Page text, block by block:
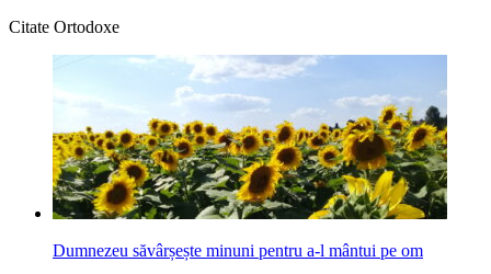
Citate Ortodoxe
Dumnezeu săvârșește minuni pentru a-l mântui pe om